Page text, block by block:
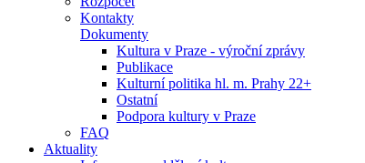
Kontakty
Dokumenty
Kultura v Praze - výroční zprávy
Publikace
Kulturní politika hl. m. Prahy 22+
Ostatní
Podpora kultury v Praze
FAQ
Aktuality